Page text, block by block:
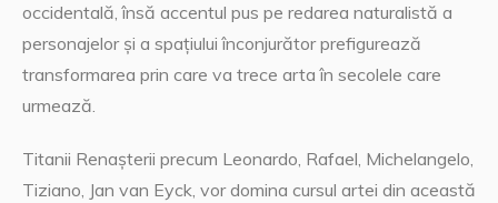
occidentală, însă accentul pus pe redarea naturalistă a
personajelor și a spațiului înconjurător prefigurează
transformarea prin care va trece arta în secolele care
urmează.
Titanii Renașterii precum Leonardo, Rafael, Michelangelo,
Tiziano, Jan van Eyck, vor domina cursul artei din această